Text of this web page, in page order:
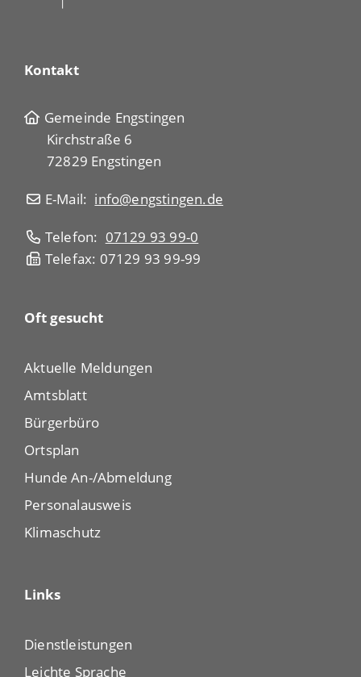
Kontakt
Gemeinde Engstingen
Kirchstraße 6
72829 Engstingen
E-Mail: info@engstingen.de
Telefon: 07129 93 99-0
Telefax: 07129 93 99-99
Oft gesucht
Aktuelle Meldungen
Amtsblatt
Bürgerbüro
Ortsplan
Hunde An-/Abmeldung
Personalausweis
Klimaschutz
Links
Dienstleistungen
Leichte Sprache